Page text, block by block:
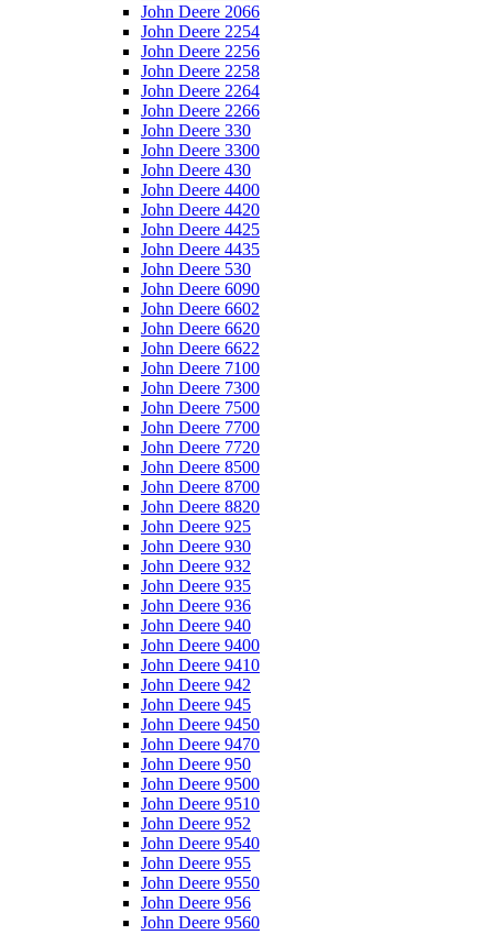
John Deere 2066
John Deere 2254
John Deere 2256
John Deere 2258
John Deere 2264
John Deere 2266
John Deere 330
John Deere 3300
John Deere 430
John Deere 4400
John Deere 4420
John Deere 4425
John Deere 4435
John Deere 530
John Deere 6090
John Deere 6602
John Deere 6620
John Deere 6622
John Deere 7100
John Deere 7300
John Deere 7500
John Deere 7700
John Deere 7720
John Deere 8500
John Deere 8700
John Deere 8820
John Deere 925
John Deere 930
John Deere 932
John Deere 935
John Deere 936
John Deere 940
John Deere 9400
John Deere 9410
John Deere 942
John Deere 945
John Deere 9450
John Deere 9470
John Deere 950
John Deere 9500
John Deere 9510
John Deere 952
John Deere 9540
John Deere 955
John Deere 9550
John Deere 956
John Deere 9560